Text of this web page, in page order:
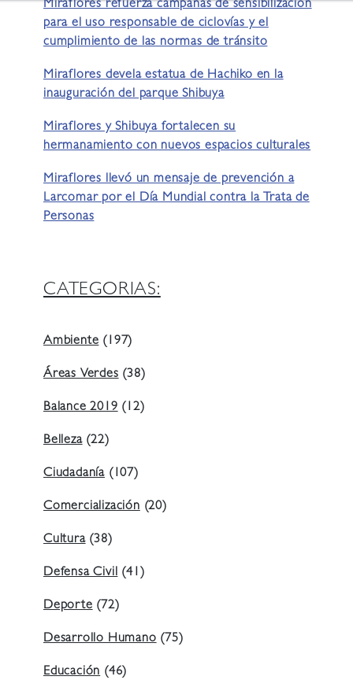
Miraflores refuerza campañas de sensibilización
para el uso responsable de ciclovías y el
cumplimiento de las normas de tránsito
Miraflores devela estatua de Hachiko en la
inauguración del parque Shibuya
Miraflores y Shibuya fortalecen su
hermanamiento con nuevos espacios culturales
Miraflores llevó un mensaje de prevención a
Larcomar por el Día Mundial contra la Trata de
Personas
CATEGORIAS:
Ambiente(197)
Áreas Verdes(38)
Balance 2019(12)
Belleza(22)
Ciudadanía (107)
Comercialización(20)
Cultura(38)
Defensa Civil(41)
Deporte(72)
Desarrollo Humano(75)
Educación(46)